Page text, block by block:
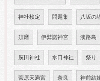
神社検定 問題集 八坂の
須磨 伊弉諾神宮 淡路島
廣田神社 水口神社 祭り
菅原天満宮 奈良 神前結